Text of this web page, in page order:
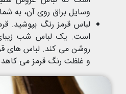
وسایل براق روی آن، به
لباس قرمز رنگ بپوشید.
است. یک لباس شب
روشن می کند. لباس های
و غلظت رنگ قرمز می